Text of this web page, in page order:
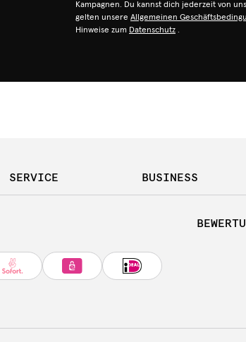
Kampagnen. Du kannst dich jederzeit von
gelten unsere Allgemeinen
Hinweise zum Datenschutz .
SERVICE BUSINESS